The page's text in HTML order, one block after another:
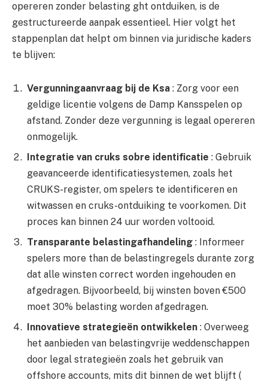
opereren zonder belasting ght ontduiken, is de
gestructureerde aanpak essentieel. Hier volgt het
stappenplan dat helpt om binnen via juridische kaders
te blijven:
Vergunningaanvraag bij de Ksa : Zorg voor een
geldige licentie volgens de Damp Kansspelen op
afstand. Zonder deze vergunning is legaal opereren
onmogelijk.
Integratie van cruks sobre identificatie : Gebruik
geavanceerde identificatiesystemen, zoals het
CRUKS-register, om spelers te identificeren en
witwassen en cruks-ontduiking te voorkomen. Dit
proces kan binnen 24 uur worden voltooid.
Transparante belastingafhandeling : Informeer
spelers more than de belastingregels durante zorg
dat alle winsten correct worden ingehouden en
afgedragen. Bijvoorbeeld, bij winsten boven €500
moet 30% belasting worden afgedragen.
Innovatieve strategieën ontwikkelen : Overweeg
het aanbieden van belastingvrije weddenschappen
door legal strategieën zoals het gebruik van
offshore accounts, mits dit binnen de wet blijft (